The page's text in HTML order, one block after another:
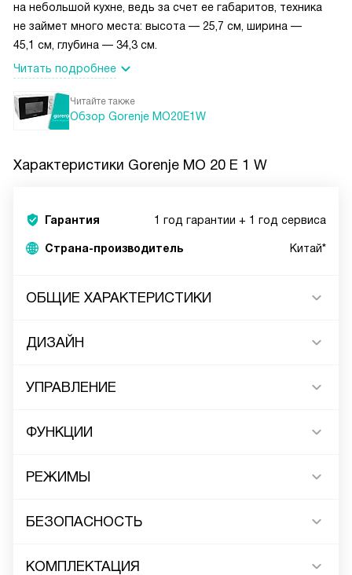
на небольшой кухне, ведь за счет ее габаритов, техника
не займет много места: высота — 25,7 см, ширина —
45,1 см, глубина — 34,3 см.
Читать подробнее
Читайте также
Обзор Gorenje MO20E1W
Характеристики Gorenje MO 20 E 1 W
Гарантия 1 год гарантии + 1 год сервиса
Страна-производитель Китай*
ОБЩИЕ ХАРАКТЕРИСТИКИ
ДИЗАЙН
УПРАВЛЕНИЕ
ФУНКЦИИ
РЕЖИМЫ
БЕЗОПАСНОСТЬ
КОМПЛЕКТАЦИЯ